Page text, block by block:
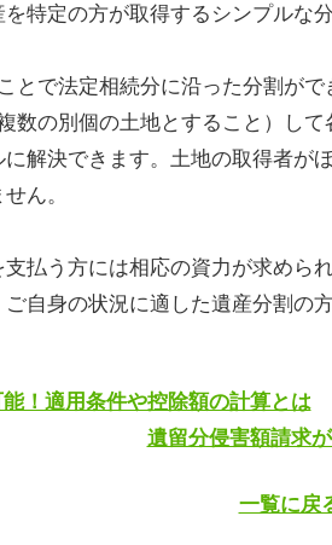
特定の方が取得するシンプル
とで法定相続分に沿った分割が
数の別個の土地とすること）し
解決できます。土地の取得者が
ん。
払う方には相応の資力が求め
自身の状況に適した遺産分割の
！適用条件や控除額の計算とは
遺留分侵害額請求
一覧に戻